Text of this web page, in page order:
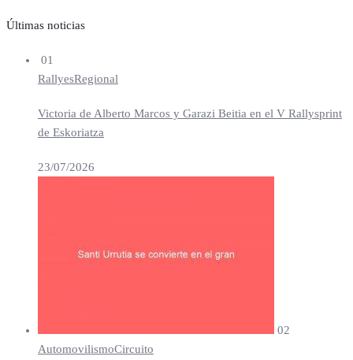
Últimas noticias
01
RallyesRegional
Victoria de Alberto Marcos y Garazi Beitia en el V Rallysprint
de Eskoriatza
23/07/2026
02
AutomovilismoCircuito